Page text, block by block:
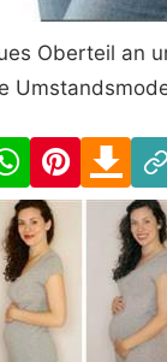
Oberteil an
WhatsAppPinterest